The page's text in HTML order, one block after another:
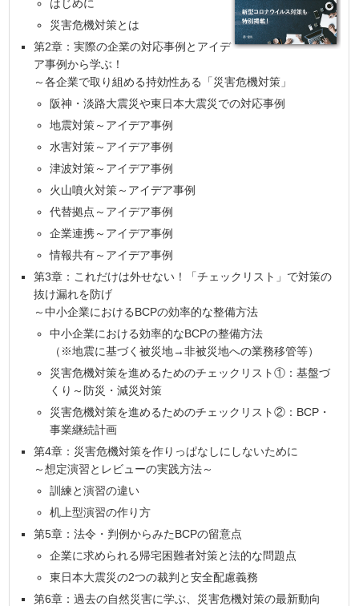
はじめに
災害危機対策とは
第2章：実際の企業の対応事例とアイデ
ア事例から学ぶ！
～各企業で取り組める持効性ある「災害危機対策」
阪神・淡路大震災や東日本大震災での対応事例
地震対策～アイデア事例
水害対策～アイデア事例
津波対策～アイデア事例
火山噴火対策～アイデア事例
代替拠点～アイデア事例
企業連携～アイデア事例
情報共有～アイデア事例
第3章：これだけは外せない！「チェックリスト」で対策の
抜け漏れを防げ
～中小企業におけるBCPの効率的な整備方法
中小企業における効率的なBCPの整備方法
（※地震に基づく被災地→非被災地への業務移管等）
災害危機対策を進めるためのチェックリスト①：基盤づ
くり～防災・減災対策
災害危機対策を進めるためのチェックリスト②：BCP・
事業継続計画
第4章：災害危機対策を作りっぱなしにしないために
～想定演習とレビューの実践方法～
訓練と演習の違い
机上型演習の作り方
第5章：法令・判例からみたBCPの留意点
企業に求められる帰宅困難者対策と法的な問題点
東日本大震災の2つの裁判と安全配慮義務
第6章：過去の自然災害に学ぶ、災害危機対策の最新動向